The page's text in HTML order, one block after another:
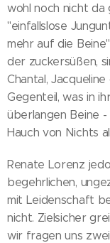
wohl noch nicht da
"einfallslose
mehr auf die
der zuckersüßen,
Chantal,
Gegenteil, was in
überlangen Beine
Hauch von Nichts
Renate Lorenz
begehrlichen,
mit Leidenschaft
nicht. Zielsicher
wir fragen uns